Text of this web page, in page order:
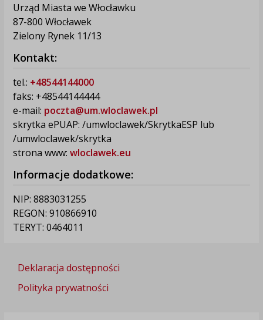
Urząd Miasta we Włocławku
87-800 Włocławek
Zielony Rynek 11/13
Kontakt:
tel.: +48544144000
faks: +48544144444
e-mail: poczta@um.wloclawek.pl
skrytka ePUAP: /umwloclawek/SkrytkaESP lub
/umwloclawek/skrytka
strona www: wloclawek.eu
Informacje dodatkowe:
NIP: 8883031255
REGON: 910866910
TERYT: 0464011
Deklaracja dostępności
Polityka prywatności